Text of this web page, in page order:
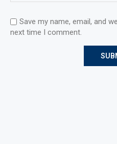
Save my name, email, and
next time I comment.